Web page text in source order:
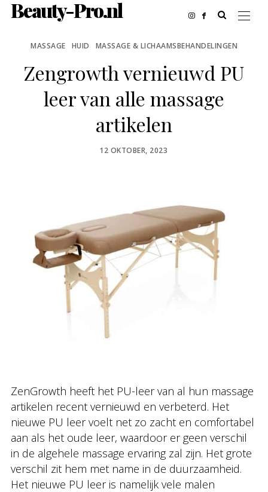
Beauty-Pro.nl
MASSAGE HUID MASSAGE & LICHAAMSBEHANDELINGEN
Zengrowth vernieuwd PU
leer van alle massage
artikelen
POSTED
12 OKTOBER, 2023
ZenGrowth heeft het PU-leer van al hun massage
artikelen recent vernieuwd en verbeterd. Het
nieuwe PU leer voelt net zo zacht en comfortabel
aan als het oude leer, waardoor er geen verschil
in de algehele massage ervaring zal zijn. Het grote
verschil zit hem met name in de duurzaamheid.
Het nieuwe PU leer is namelijk vele malen